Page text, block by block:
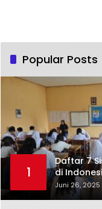
Popular Posts
1
Daftar 7
di
Tryout
Juni 26, 2025